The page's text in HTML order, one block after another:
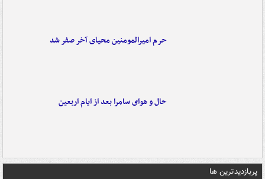
حرم امیرالمومنین محیای آخر صفر شد
حال و هوای سامرا بعد از ایام اربعین
پربازدیدترین ها